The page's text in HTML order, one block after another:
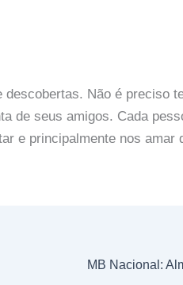
Não é preciso
de seus amigos. Cada
e principalmente nos amar
MB Nacional: